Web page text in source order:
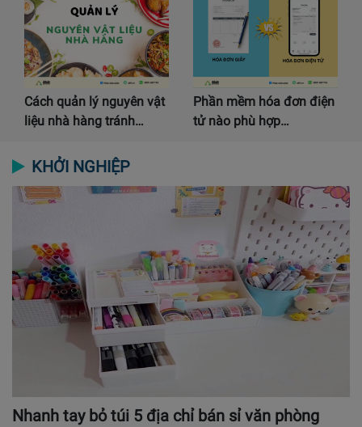
Cách quản lý nguyên vật
liệu nhà hàng tránh…
Phần mềm hóa đơn điện
tử nào phù hợp…
KHỞI NGHIỆP
Nhanh tay bỏ túi 5 địa chỉ bán sỉ văn phòng